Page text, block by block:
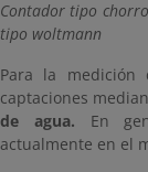
Contador
tipo woltmann
Para la medición
captaciones
de agua. En
actualmente en el